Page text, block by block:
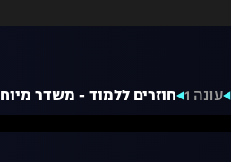
עונה 1 חוזרים ללמוד - משדר